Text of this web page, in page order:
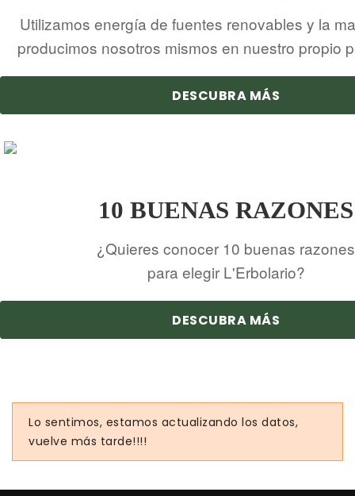
Utilizamos energía de fuentes renovables y la
producimos nosotros mismos en nuestro propio
DESCUBRA MÁS
10 BUENAS RAZONES
¿Quieres conocer 10 buenas razones
para elegir L'Erbolario?
DESCUBRA MÁS
Lo sentimos, estamos actualizando los datos,
vuelve más tarde!!!!